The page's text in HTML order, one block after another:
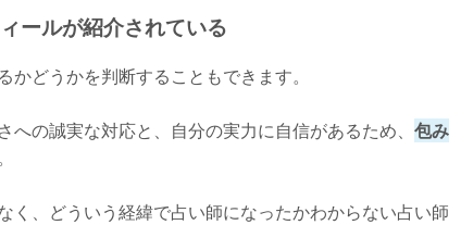
ールが紹介されている
かどうかを判断することもできます。
の誠実な対応と、自分の実力に自信があるため、 包み
く、どういう経緯で占い師になったかわからない占い師